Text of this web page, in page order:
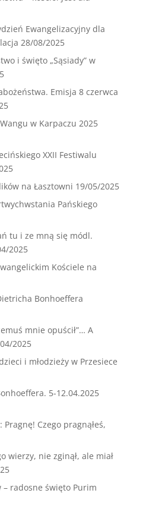
Ewangelizacyjny dla
28/08/2025
i święto „Sąsiady” w
Emisja 8 czerwca
w Karpaczu 2025
XXII Festiwalu
na Łasztowni 19/05/2025
Pańskiego
tu i ze mną się módl.
2025
Kościele na
Bonhoeffera
mnie opuścił”… A
2025
i młodzieży w Przesiece
5-12.04.2025
Pragnę! Czego pragnąłeś,
wierzy, nie zginął, ale miał
radosne święto Purim